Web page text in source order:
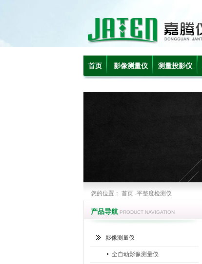
首页 影像测量仪 测量投影仪
您的位置： 首页 -平整度检测仪
产品导航 PRODUCT NAVIGATION
影像测量仪
全自动影像测量仪